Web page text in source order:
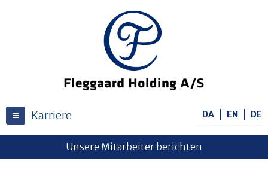
DA EN DE
Toggle navigation
Karriere
Unsere Mitarbeiter berichten